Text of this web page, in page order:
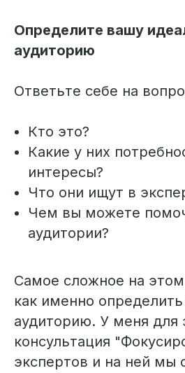
Определите вашу
аудиторию
Ответьте себе на
Кто это?
Какие у них
интересы?
Что они ищут в
Чем вы можете
аудитории?
Самое сложное на
как именно
аудиторию. У меня для
консультация
экспертов и на ней мы